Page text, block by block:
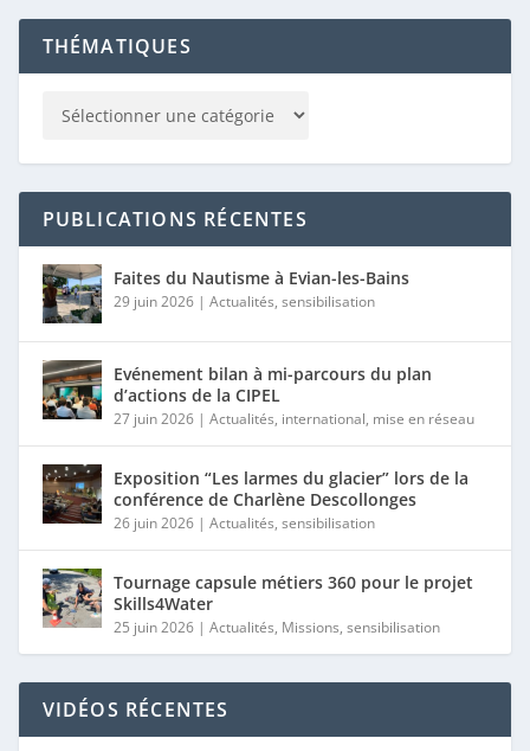
THÉMATIQUES
PUBLICATIONS RÉCENTES
Faites du Nautisme à Evian-les-Bains
29 juin 2026| Actualités, sensibilisation
Evénement bilan à mi-parcours du plan
d’actions de la CIPEL
27 juin 2026| Actualités, international, mise en réseau
Exposition “Les larmes du glacier” lors de la
conférence de Charlène Descollonges
26 juin 2026| Actualités, sensibilisation
Tournage capsule métiers 360 pour le projet
Skills4Water
25 juin 2026| Actualités, Missions, sensibilisation
VIDÉOS RÉCENTES